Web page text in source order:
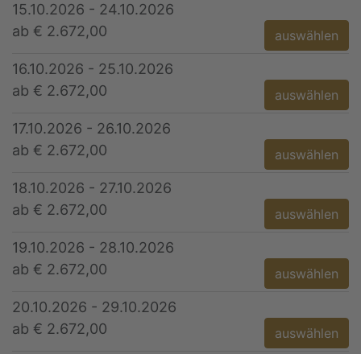
15.10.2026 - 24.10.2026
ab € 2.672,00
auswählen
16.10.2026 - 25.10.2026
ab € 2.672,00
auswählen
17.10.2026 - 26.10.2026
ab € 2.672,00
auswählen
18.10.2026 - 27.10.2026
ab € 2.672,00
auswählen
19.10.2026 - 28.10.2026
ab € 2.672,00
auswählen
20.10.2026 - 29.10.2026
ab € 2.672,00
auswählen